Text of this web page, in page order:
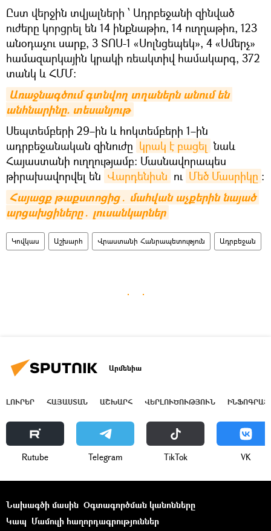
Ըստ վերջին տվյալների ՝ Ադրբեջանի զինված
ուժերը կորցրել են 14 ինքնաթիռ, 14 ուղղաթիռ, 123
անօդաչու սարք, 3 ՏՈՍ-1 «Սոլնցեպեկ», 4 «Սմերչ»
համազարկային կրակի ռեակտիվ համակարգ, 372
տանկ և ՀՄՄ:
Առաջնագծում գտնվող տղաներն անում են
անհնարինը. տեսանյութ
Սեպտեմբերի 29–ին և հոկտեմբերի 1–ին
ադրբեջանական զինուժը կրակ է բացել նաև
Հայաստանի ուղղությամբ։ Մասնավորապես
թիրախավորվել են Վարդենիսն ու Մեծ Մասրիկը ։
Հայացք թաքստոցից․ մահվան աչքերին նայած
արցախցիները․ լուսանկարներ
Կովկաս Աշխարհ Վրաստանի Հանրապետություն Ադրբեջան
Արմենիա
ԼՈՒՐԵՐ ՀԱՅԱՍՏԱՆ ԱՇԽԱՐՀ ՎԵՐԼՈՒԾՈՒԹՅՈՒՆ
Rutube Telegram ТikТоk VK
Նախագծի մասին Օգտագործման կանոնները
Կապ Մամուլի հաղորդագրություններ